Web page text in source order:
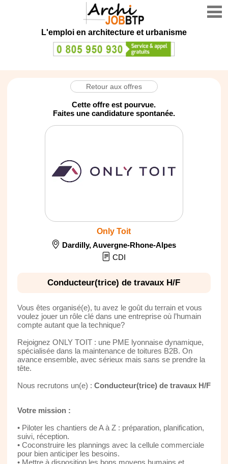
L'emploi en architecture et urbanisme
Retour aux offres
Cette offre est pourvue.
Faites une candidature spontanée.
Only Toit
Dardilly,Auvergne-Rhone-Alpes
CDI
Conducteur(trice) de travaux H/F
Vous êtes organisé(e), tu avez le goût du terrain et vous
voulez jouer un rôle clé dans une entreprise où l’humain
compte autant que la technique?
Rejoignez ONLY TOIT : une PME lyonnaise dynamique,
spécialisée dans la maintenance de toitures B2B. On
avance ensemble, avec sérieux mais sans se prendre la
tête.
Nous recrutons un(e) : Conducteur(trice) de travaux H/F
Votre mission :
• Piloter les chantiers de A à Z : préparation, planification,
suivi, réception.
• Coconstruire les plannings avec la cellule commerciale
pour bien anticiper les besoins.
• Mettre à disposition les bons moyens humains et